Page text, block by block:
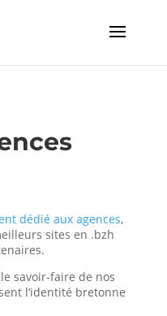
dédié aux agences,
sites en .bzh
savoir-faire de nos
l’identité bretonne